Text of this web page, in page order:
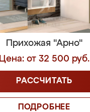
Прихожая "Арно"
Цена: от 32 500 руб.
РАССЧИТАТЬ
ПОДРОБНЕЕ